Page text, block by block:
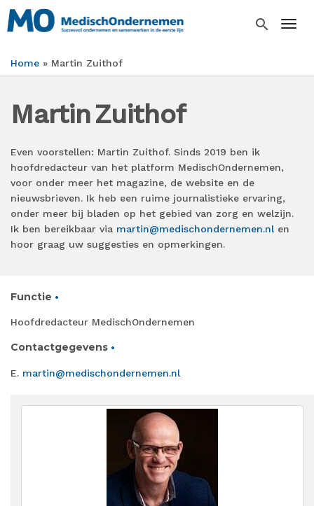
Overslaan
en
inhoud
search
Home Martin Zuithof
MartinZuithof
Even voorstellen: Martin Zuithof. Sinds 2019 ben ik
hoofdredacteur van het platform MedischOndernemen,
voor onder meer het magazine, de website en de
nieuwsbrieven. Ik heb een ruime journalistieke ervaring,
onder meer bij bladen op het gebied van zorg en welzijn.
Ik ben bereikbaar via martin@medischondernemen.nl en
hoor graag uw suggesties en opmerkingen.
Functie •
Hoofdredacteur MedischOndernemen
Contactgegevens •
E. martin@medischondernemen.nl